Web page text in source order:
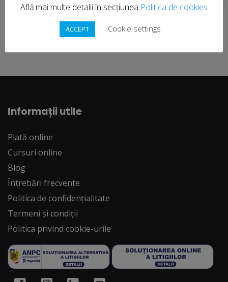
Informații utile
Plată online
Cursuri online
Blog
Întrebări frecvente
Politica de confidențialitate
Termeni și condiții
Politica privind cookie-urile
Află mai multe detalii în secțiunea Politica de cookies
ACCEPT Cookie settings